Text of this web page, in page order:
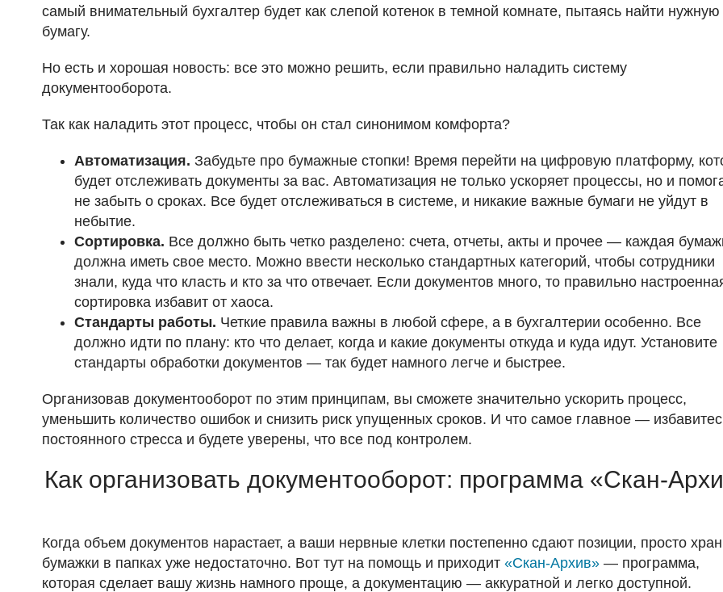
самый внимательный бухгалтер будет как слепой котенок в темной комнате, пытаясь найти нужную
бумагу.
Но есть и хорошая новость: все это можно решить, если правильно наладить систему
документооборота.
Так как наладить этот процесс, чтобы он стал синонимом комфорта?
Автоматизация. Забудьте про бумажные стопки! Время перейти на цифровую платформу,
будет отслеживать документы за вас. Автоматизация не только ускоряет процессы, но и
не забыть о сроках. Все будет отслеживаться в системе, и никакие важные бумаги не уйдут в
небытие.
Сортировка. Все должно быть четко разделено: счета, отчеты, акты и прочее — каждая
должна иметь свое место. Можно ввести несколько стандартных категорий, чтобы сотрудники
знали, куда что класть и кто за что отвечает. Если документов много, то правильно
сортировка избавит от хаоса.
Стандарты работы. Четкие правила важны в любой сфере, а в бухгалтерии особенно. Все
должно идти по плану: кто что делает, когда и какие документы откуда и куда идут. Установите
стандарты обработки документов — так будет намного легче и быстрее.
Организовав документооборот по этим принципам, вы сможете значительно ускорить процесс,
уменьшить количество ошибок и снизить риск упущенных сроков. И что самое главное —
постоянного стресса и будете уверены, что все под контролем.
Как организовать документооборот: программа «Скан-
Когда объем документов нарастает, а ваши нервные клетки постепенно сдают позиции, просто
бумажки в папках уже недостаточно. Вот тут на помощь и приходит «Скан-Архив» — программа,
которая сделает вашу жизнь намного проще, а документацию — аккуратной и легко доступной.